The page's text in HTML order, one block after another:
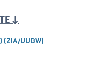
↓
(ZIA/UUBW)